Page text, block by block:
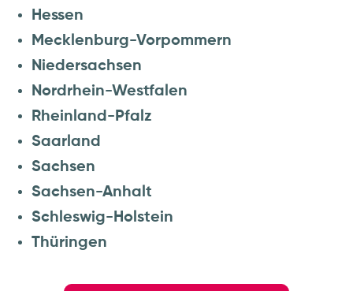
Hessen
Mecklenburg-Vorpommern
Niedersachsen
Nordrhein-Westfalen
Rheinland-Pfalz
Saarland
Sachsen
Sachsen-Anhalt
Schleswig-Holstein
Thüringen